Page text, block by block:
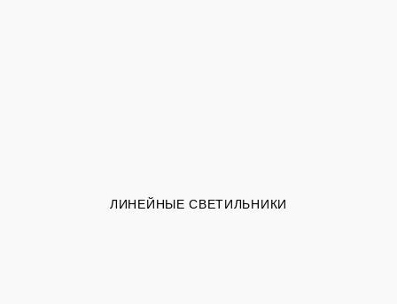
ЛИНЕЙНЫЕ СВЕТИЛЬНИКИ